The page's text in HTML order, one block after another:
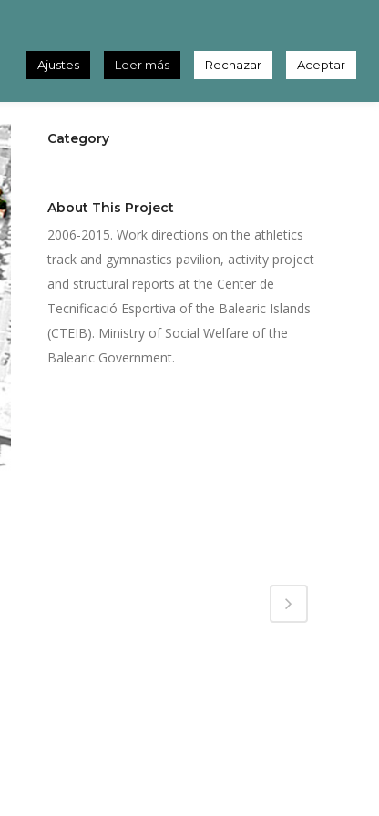
Category
About This Project
2006-2015. Work directions on the athletics
track and gymnastics pavilion, activity project
and structural reports at the Center de
Tecnificació Esportiva of the Balearic Islands
(CTEIB). Ministry of Social Welfare of the
Balearic Government.
Ajustes Leer más Rechazar Aceptar